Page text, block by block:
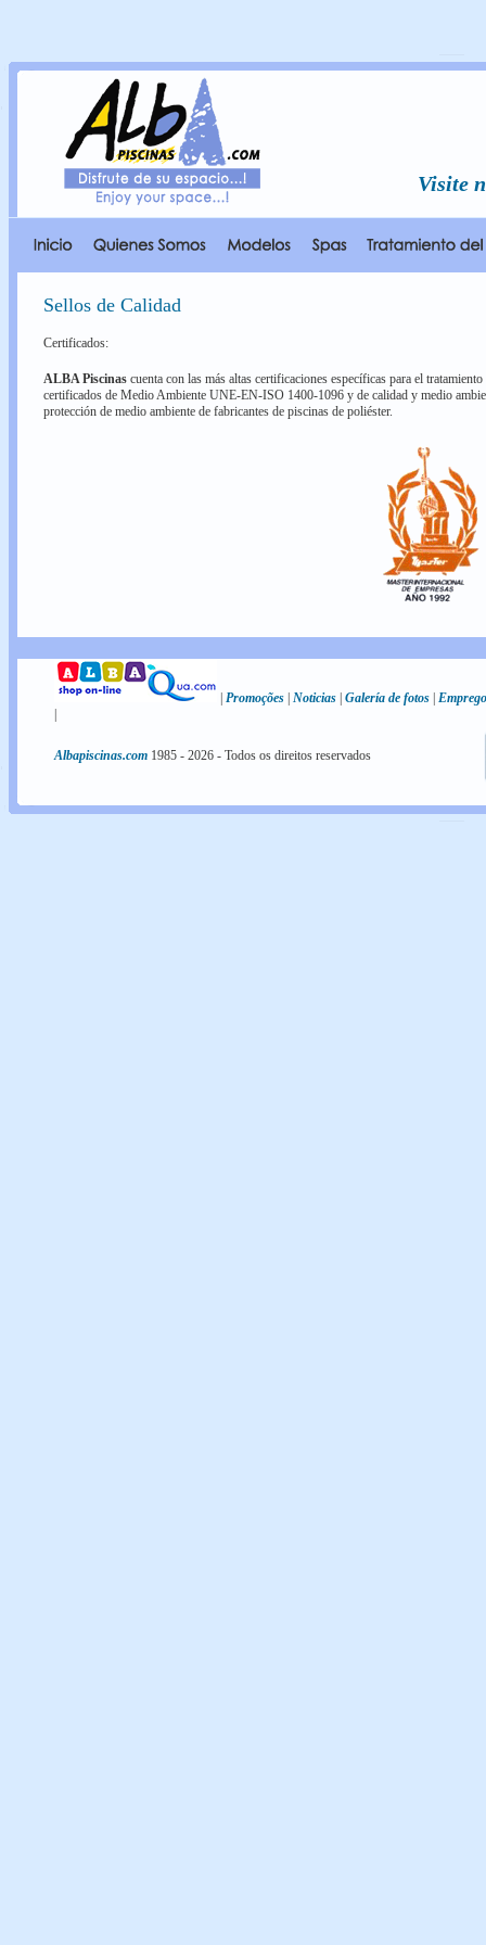
Visite
Sellos de Calidad
Certificados:
ALBA Piscinas cuenta con las más altas certificaciones especí­ficas para el
certificados de Medio Ambiente UNE-EN-ISO 1400-1096 y de calidad y medio
protección de medio ambiente de fabricantes de piscinas de poliéster.
Promoções Noticias Galería de fotos Emprego
Albapiscinas.com 1985 - 2026 - Todos os direitos reservados